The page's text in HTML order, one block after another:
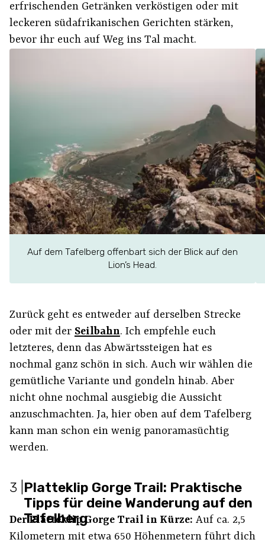
erfrischenden Getränken verköstigen oder mit
leckeren südafrikanischen Gerichten stärken,
bevor ihr euch auf Weg ins Tal macht.
Auf dem Tafelberg offenbart sich der Blick auf den
Lion’s Head.
Zurück geht es entweder auf derselben Strecke
oder mit der Seilbahn. Ich empfehle euch
letzteres, denn das Abwärtssteigen hat es
nochmal ganz schön in sich. Auch wir wählen die
gemütliche Variante und gondeln hinab. Aber
nicht ohne nochmal ausgiebig die Aussicht
anzuschmachten. Ja, hier oben auf dem Tafelberg
kann man schon ein wenig panoramasüchtig
werden.
3 Platteklip Gorge Trail: Praktische
Tipps für deine Wanderung auf den
Tafelberg
Der Platteklip Gorge Trail in Kürze: Auf ca. 2,5
Kilometern mit etwa 650 Höhenmetern führt dich